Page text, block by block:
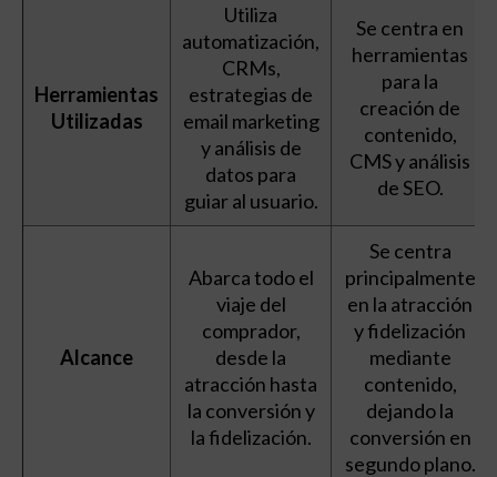
Herramientas
Utilizadas
Utiliza
automatización,
CRMs,
estrategias de
email marketing
y análisis de
datos para
guiar al usuario.
Se centra en
herramientas
para la
creación de
contenido,
CMS y análisis
de SEO.
Alcance
Abarca todo el
viaje del
comprador,
desde la
atracción hasta
la conversión y
la fidelización.
Se centra
principalmente
en la atracción
y fidelización
mediante
contenido,
dejando la
conversión en
segundo plano.